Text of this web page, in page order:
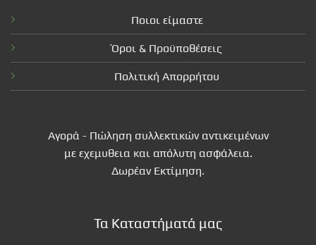
Ποιοι είμαστε
Όροι & Προϋποθέσεις
Πολιτική Απορρήτου
Αγορά - Πώληση συλλεκτικών αντικειμένων
με εχεμυθεια και απόλυτη ασφάλεια.
Δωρέαν Εκτίμηση.
Τα Καταστήματά μας